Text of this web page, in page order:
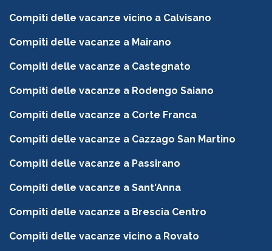
Compiti delle vacanze vicino a Calvisano
Compiti delle vacanze a Mairano
Compiti delle vacanze a Castegnato
Compiti delle vacanze a Rodengo Saiano
Compiti delle vacanze a Corte Franca
Compiti delle vacanze a Cazzago San Martino
Compiti delle vacanze a Passirano
Compiti delle vacanze a Sant'Anna
Compiti delle vacanze a Brescia Centro
Compiti delle vacanze vicino a Rovato